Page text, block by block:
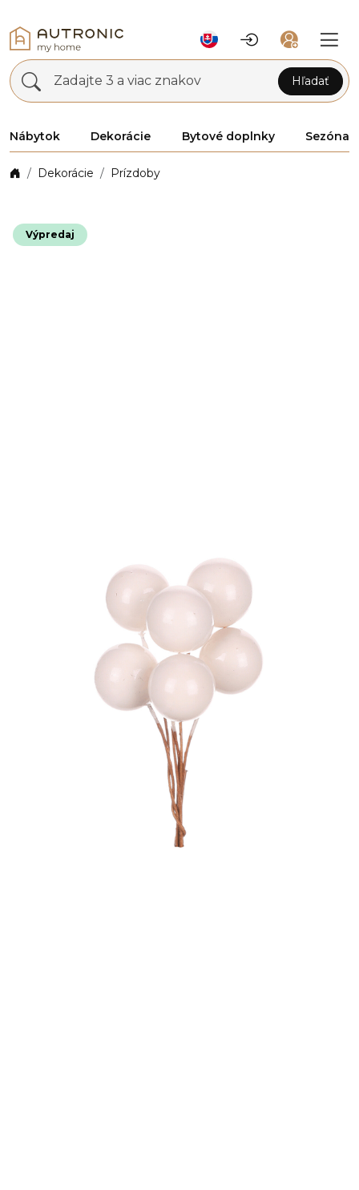
Zadajte 3 a viac znakov Hľadať
Nábytok Dekorácie Bytové doplnky Sezóna
Dekorácie Prízdoby
Výpredaj